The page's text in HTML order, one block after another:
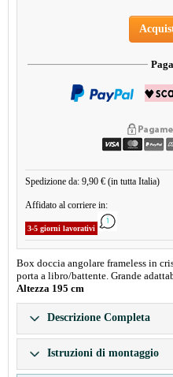
Spedizione da: 9,90 € (in tutta Italia)
Affidato al corriere in:
3-5 giorni lavorativi
Box doccia angolare frameless in
porta a libro/battente. Grande
Altezza 195 cm
Descrizione Completa
Istruzioni di montaggio